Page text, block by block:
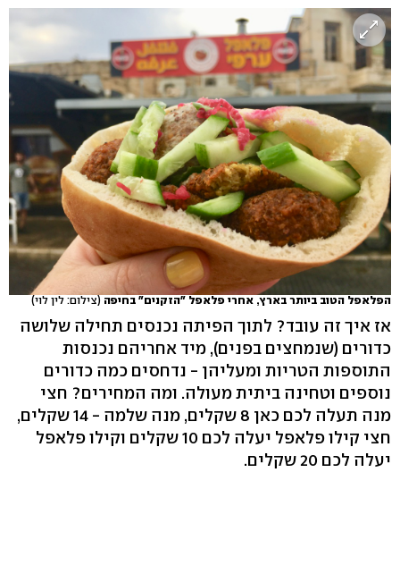
הפלאפל הטוב ביותר בארץ, אחרי פלאפל "הזקנים" בחיפה (צילום: לין לוי)
אז איך זה עובד? לתוך הפיתה נכנסים תחילה שלושה
כדורים (שנמחצים בפנים), מיד אחריהם נכנסות
התוספות הטריות ומעליהן - נדחסים כמה כדורים
נוספים וטחינה ביתית מעולה. ומה המחירים? חצי
מנה תעלה לכם כאן 8 שקלים, מנה שלמה - 14 שקלים,
חצי קילו פלאפל יעלה לכם 10 שקלים וקילו פלאפל
יעלה לכם 20 שקלים.